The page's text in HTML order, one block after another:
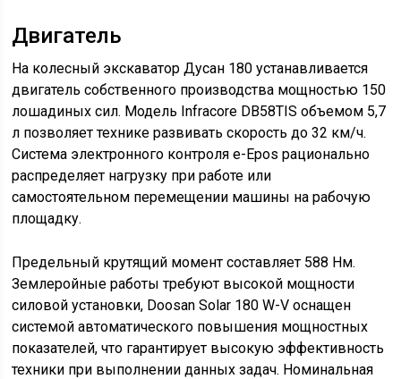
Двигатель
На колесный экскаватор Дусан 180 устанавливается
двигатель собственного производства мощностью 150
лошадиных сил. Модель Infracore DB58TIS объемом 5,7
л позволяет технике развивать скорость до 32 км/ч.
Система электронного контроля e-Epos рационально
распределяет нагрузку при работе или
самостоятельном перемещении машины на рабочую
площадку.
Предельный крутящий момент составляет 588 Нм.
Землеройные работы требуют высокой мощности
силовой установки, Doosan Solar 180 W-V оснащен
системой автоматического повышения мощностных
показателей, что гарантирует высокую эффективность
техники при выполнении данных задач. Номинальная